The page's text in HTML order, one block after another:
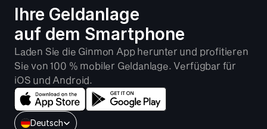
Ihre Geldanlage
auf dem Smartphone
Laden Sie die Ginmon App herunter und profitieren
Sie von 100 % mobiler Geldanlage. Verfügbar für
iOS und Android.
Select Language
Deutsch